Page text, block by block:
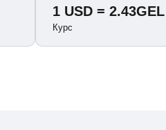
1 USD = 2.43GEL
Курс